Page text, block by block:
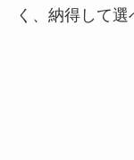
く、納得して選